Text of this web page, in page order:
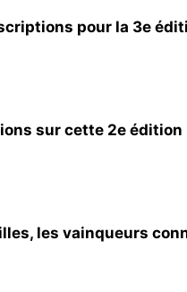
pour la 3e
sur cette 2e édition
les vainqueurs